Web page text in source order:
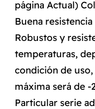
página Actual)
Buena
Robustos y
temperaturas,
condición de
máxima será de -
Particular serie